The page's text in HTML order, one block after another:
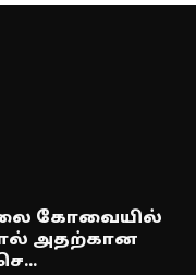
கோவையில்
அதற்கான